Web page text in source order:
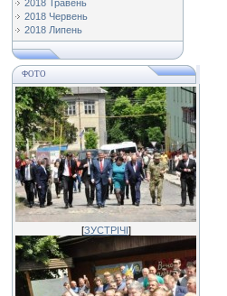
2018 Травень
2018 Червень
2018 Липень
ФОТО
[ЗУСТРІЧІ]